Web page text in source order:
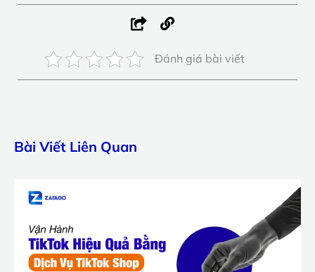
Đánh giá bài viết
Bài Viết Liên Quan